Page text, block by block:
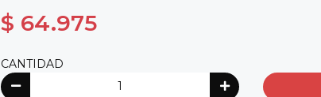
$ 64.975
CANTIDAD